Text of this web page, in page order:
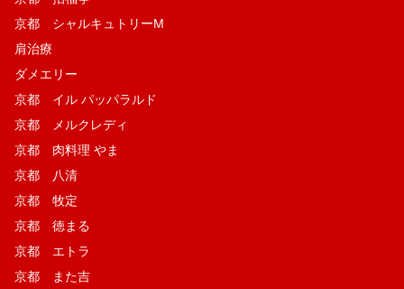
京都 シャルキュトリーM
肩治療
ダメエリー
京都 イル パッパラルド
京都 メルクレディ
京都 肉料理 やま
京都 八清
京都 牧定
京都 徳まる
京都 エトラ
京都 また吉